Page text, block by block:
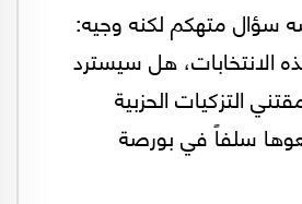
سؤال متهكم لكنه وجيه:
الانتخابات، هل سيسترد
التزكيات الحزبية
سلفاً في بورصة